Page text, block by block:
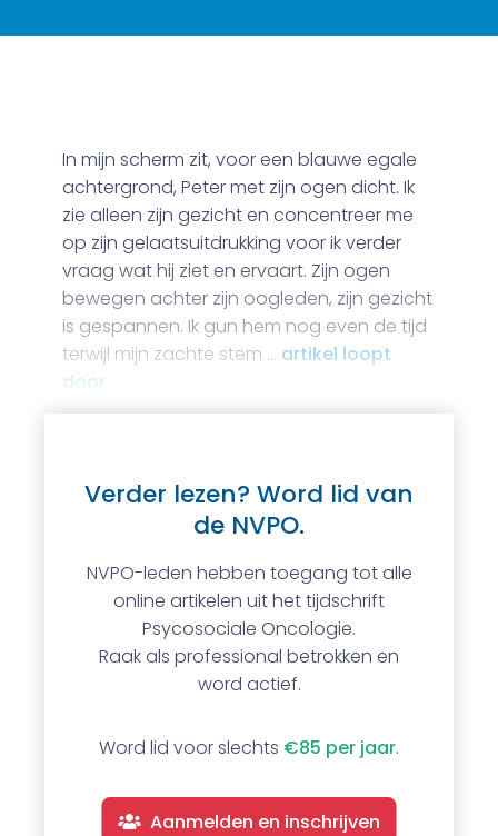
In mijn scherm zit, voor een blauwe egale
achtergrond, Peter met zijn ogen dicht. Ik
zie alleen zijn gezicht en concentreer me
op zijn gelaatsuitdrukking voor ik verder
vraag wat hij ziet en ervaart. Zijn ogen
bewegen achter zijn oogleden, zijn gezicht
is gespannen. Ik gun hem nog even de tijd
terwijl mijn zachte stem … artikel loopt
door
Verder lezen? Word lid van
de NVPO.
NVPO-leden hebben toegang tot alle
online artikelen uit het tijdschrift
Psycosociale Oncologie.
Raak als professional betrokken en
word actief.
Word lid voor slechts €85 per jaar.
Aanmelden en inschrijven